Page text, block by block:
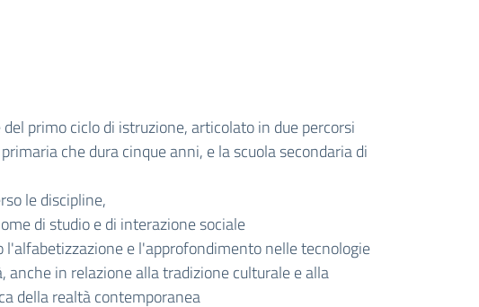
primo ciclo di istruzione, articolato in due percorsi
che dura cinque anni, e la scuola secondaria di
le discipline,
di studio e di interazione sociale
l'alfabetizzazione e l'approfondimento nelle tecnologie
in relazione alla tradizione culturale e alla
della realtà contemporanea